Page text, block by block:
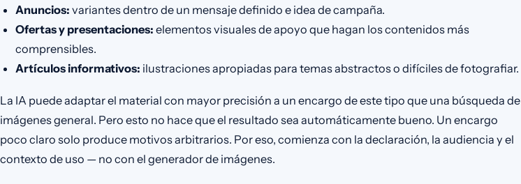
Anuncios: variantes dentro de un mensaje definido e idea de campaña.
Ofertas y presentaciones: elementos visuales de apoyo que hagan los contenidos más
comprensibles.
Artículos informativos: ilustraciones apropiadas para temas abstractos o difíciles de fotografiar.
La IA puede adaptar el material con mayor precisión a un encargo de este tipo que una búsqueda de
imágenes general. Pero esto no hace que el resultado sea automáticamente bueno. Un encargo
poco claro solo produce motivos arbitrarios. Por eso, comienza con la declaración, la audiencia y el
contexto de uso — no con el generador de imágenes.